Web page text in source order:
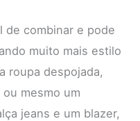
de combinar e pode
muito mais estilo
roupa despojada,
mesmo um
jeans e um blazer,